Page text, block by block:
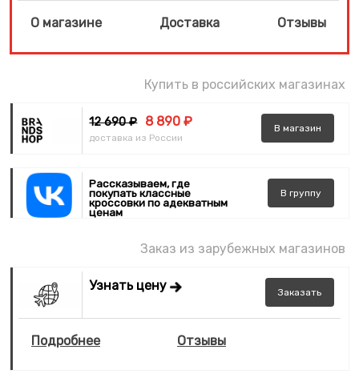
О магазине Доставка Отзывы
Купить в российских магазинах
12 690 ₽ 8 890 ₽
доставка из России
В магазин
Рассказываем, где
покупать классные
кроссовки по адекватным
ценам
В группу
Заказ из зарубежных магазинов
Узнать цену Заказать
Подробнее Отзывы